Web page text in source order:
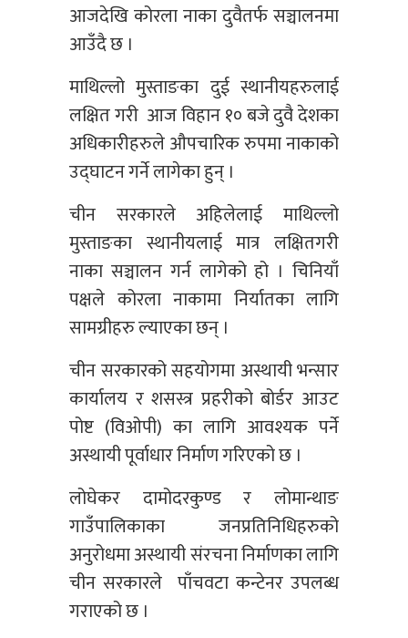
आजदेखि कोरला नाका दुवैतर्फ सञ्चालनमा
आउँदै छ ।
माथिल्लो मुस्ताङका दुई स्थानीयहरुलाई
लक्षित गरी आज विहान १० बजे दुवै देशका
अधिकारीहरुले औपचारिक रुपमा नाकाको
उद्घाटन गर्ने लागेका हुन् ।
चीन सरकारले अहिलेलाई माथिल्लो
मुस्ताङका स्थानीयलाई मात्र लक्षितगरी
नाका सञ्चालन गर्न लागेको हो । चिनियाँ
पक्षले कोरला नाकामा निर्यातका लागि
सामग्रीहरु ल्याएका छन् ।
चीन सरकारको सहयोगमा अस्थायी भन्सार
कार्यालय र शसस्त्र प्रहरीको बोर्डर आउट
पोष्ट (विओपी) का लागि आवश्यक पर्ने
अस्थायी पूर्वाधार निर्माण गरिएको छ ।
लोघेकर दामोदरकुण्ड र लोमान्थाङ
गाउँपालिकाका जनप्रतिनिधिहरुको
अनुरोधमा अस्थायी संरचना निर्माणका लागि
चीन सरकारले पाँचवटा कन्टेनर उपलब्ध
गराएको छ ।